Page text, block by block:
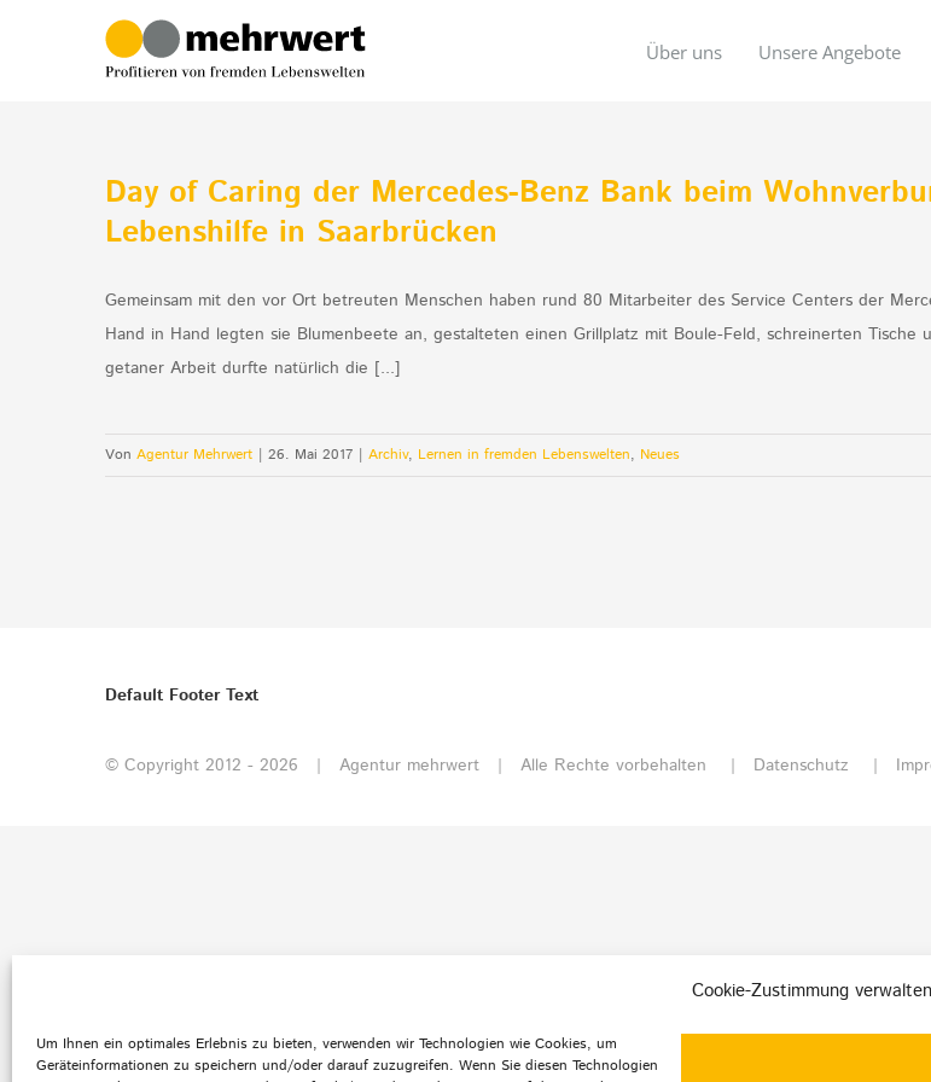
Cookie-Zustimmung verwalten
Um Ihnen ein optimales Erlebnis zu bieten, verwenden wir Technologien wie Cookies, um
Geräteinformationen zu speichern und/oder darauf zuzugreifen. Wenn Sie diesen Technologien
Über uns Unsere Angebote
Day of Caring der Mercedes-Benz Bank beim
Lebenshilfe in Saarbrücken
Gemeinsam mit den vor Ort betreuten Menschen haben rund 80 Mitarbeiter des Service Centers der
Hand in Hand legten sie Blumenbeete an, gestalteten einen Grillplatz mit Boule-Feld, schreinerten Tische
getaner Arbeit durfte natürlich die [...]
Von Agentur Mehrwert | 26. Mai 2017 | Archiv, Lernen in fremden Lebenswelten, Neues
Default Footer Text
© Copyright 2012 - 2026 | Agentur mehrwert | Alle Rechte vorbehalten | Datenschutz |